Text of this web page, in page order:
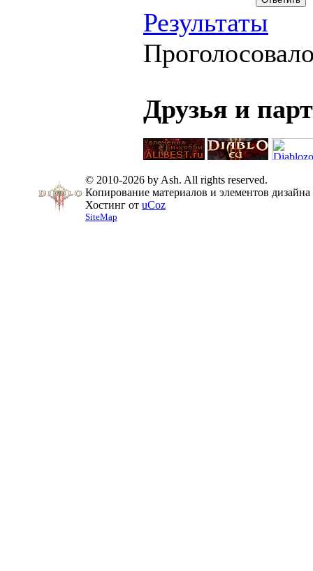
Результаты
Друзья и
© 2010-2026 by Ash. All rights reserved.
Копирование материалов и элементов
Хостинг от uCoz
SiteMap